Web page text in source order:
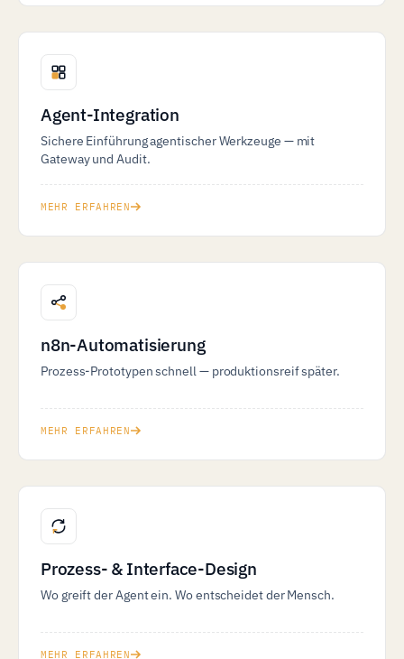
Agent-Integration
Sichere Einführung agentischer Werkzeuge — mit
Gateway und Audit.
MEHR ERFAHREN
n8n-Automatisierung
Prozess-Prototypen schnell — produktionsreif später.
MEHR ERFAHREN
Prozess- & Interface-Design
Wo greift der Agent ein. Wo entscheidet der Mensch.
MEHR ERFAHREN